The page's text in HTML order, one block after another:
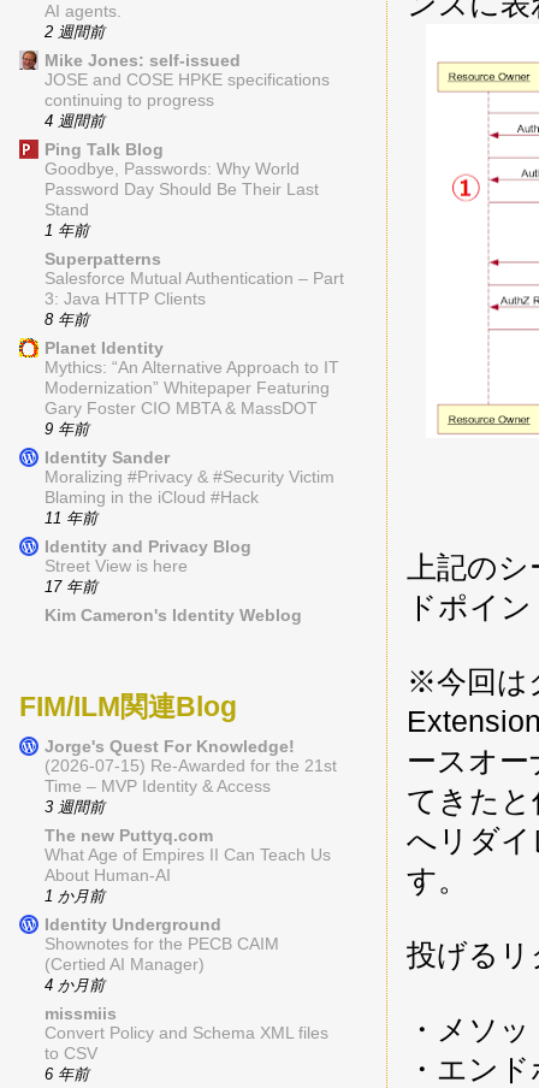
上記の
ドポイ
※今回は
ースオ
てきた
へリダ
す。
投げる
・メソ
・エン
AI agents.
2 週間前
Mike Jones: self-issued
JOSE and COSE HPKE specifications
continuing to progress
4 週間前
Ping Talk Blog
Goodbye, Passwords: Why World
Password Day Should Be Their Last
Stand
1 年前
Superpatterns
Salesforce Mutual Authentication – Part
3: Java HTTP Clients
8 年前
Planet Identity
Mythics: “An Alternative Approach to IT
Modernization” Whitepaper Featuring
Gary Foster CIO MBTA & MassDOT
9 年前
Identity Sander
Moralizing #Privacy & #Security Victim
Blaming in the iCloud #Hack
11 年前
Identity and Privacy Blog
Street View is here
17 年前
Kim Cameron's Identity Weblog
FIM/ILM関連Blog
Jorge's Quest For Knowledge!
(2026-07-15) Re-Awarded for the 21st
Time – MVP Identity & Access
3 週間前
The new Puttyq.com
What Age of Empires II Can Teach Us
About Human-AI
1 か月前
Identity Underground
Shownotes for the PECB CAIM
(Certied AI Manager)
4 か月前
missmiis
Convert Policy and Schema XML files
to CSV
6 年前